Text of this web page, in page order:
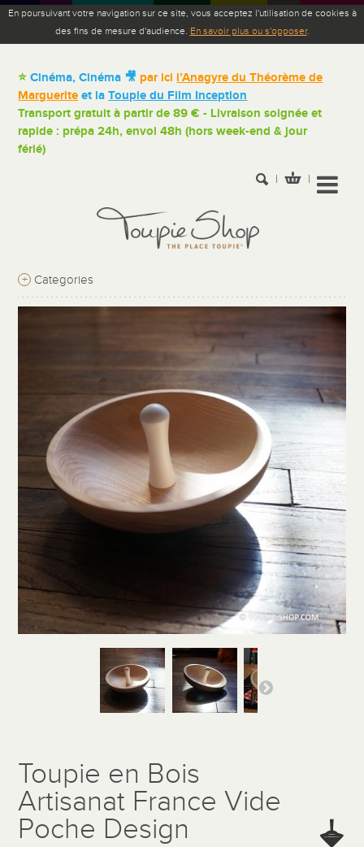
En poursuivant votre navigation sur ce site, vous acceptez l'utilisation de cookies à
des fins de mesure d'audience. En savoir plus ou s'opposer.
⭐Cinéma, Cinéma 🎥 par ici l’Anagyre du Théorème de
Marguerite et laToupie du Film Inception
Transport gratuit à partir de 89 € - Livraison soignée et
rapide : prépa 24h, envoi 48h (hors week-end & jour
férié)
+ Categories
Toupie en Bois
Artisanat France Vide
Poche Design